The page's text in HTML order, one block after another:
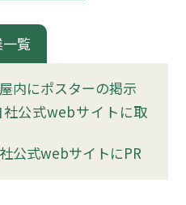
覧
内にポスターの掲示
公式webサイトに取
公式webサイトにPR